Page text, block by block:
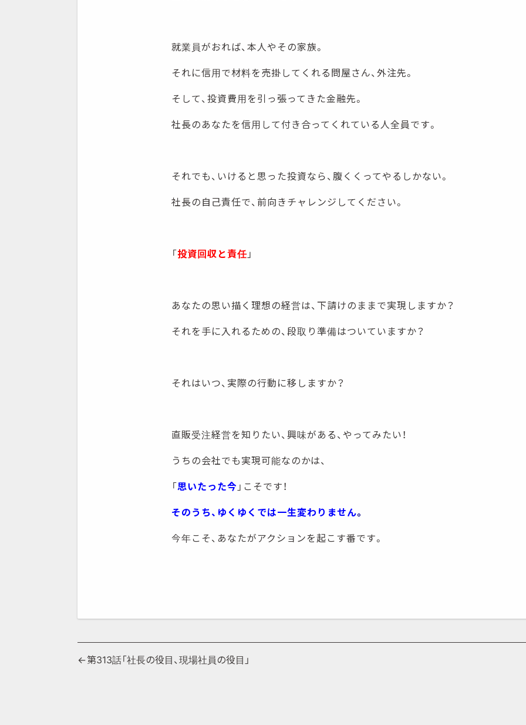
就業員がおれば、本人やその家族。
それに信用で材料を売掛してくれる問屋さん、外注先。
そして、投資費用を引っ張ってきた金融先。
社長のあなたを信用して付き合ってくれている人全員です。
それでも、いけると思った投資なら、腹くくってやるしかない。
社長の自己責任で、前向きチャレンジしてください。
「投資回収と責任」
あなたの思い描く理想の経営は、下請けのままで実現しますか？
それを手に入れるための、段取り準備はついていますか？
それはいつ、実際の行動に移しますか？
直販受注経営を知りたい、興味がある、やってみたい！
うちの会社でも実現可能なのかは、
「思いたった今 」こそです！
そのうち、ゆくゆくでは一生変わりません。
今年こそ、あなたがアクションを起こす番です。
投第313話「社長の役目、現場社員の役目」